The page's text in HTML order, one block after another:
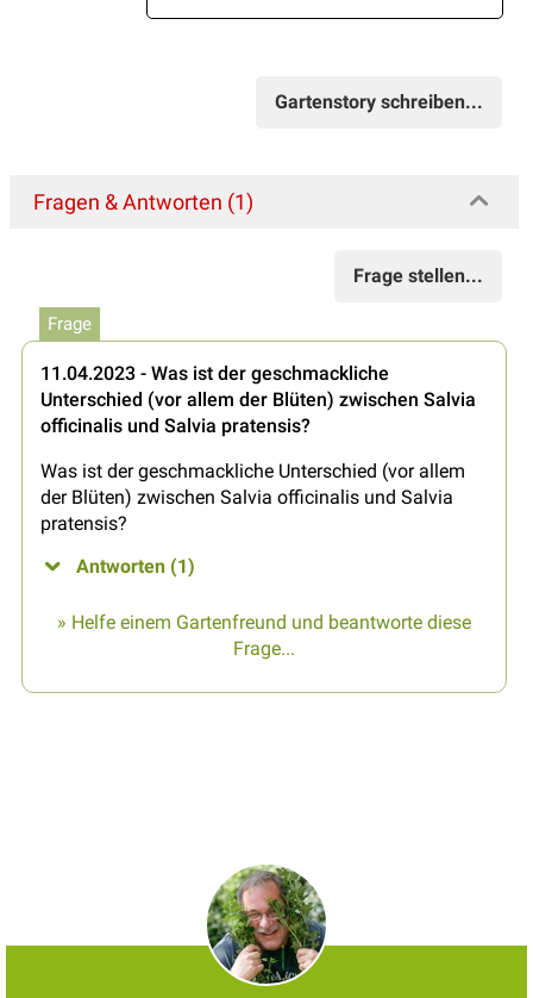
Gartenstory schreiben...
Fragen & Antworten (1)
Frage stellen...
Frage
11.04.2023 - Was ist der geschmackliche
Unterschied (vor allem der Blüten) zwischen Salvia
officinalis und Salvia pratensis?
Was ist der geschmackliche Unterschied (vor allem
der Blüten) zwischen Salvia officinalis und Salvia
pratensis?
Antworten (1)
» Helfe einem Gartenfreund und beantworte diese
Frage...